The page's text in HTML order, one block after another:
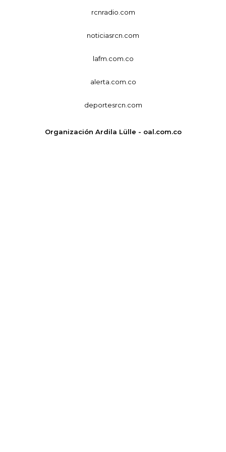
rcnradio.com
noticiasrcn.com
lafm.com.co
alerta.com.co
deportesrcn.com
Organización Ardila Lülle - oal.com.co